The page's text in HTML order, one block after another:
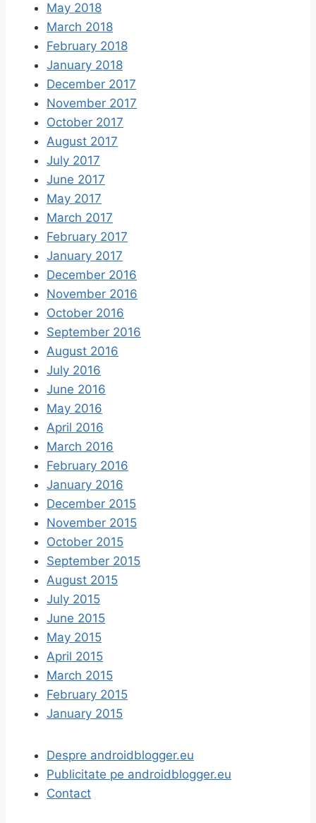
May 2018
March 2018
February 2018
January 2018
December 2017
November 2017
October 2017
August 2017
July 2017
June 2017
May 2017
March 2017
February 2017
January 2017
December 2016
November 2016
October 2016
September 2016
August 2016
July 2016
June 2016
May 2016
April 2016
March 2016
February 2016
January 2016
December 2015
November 2015
October 2015
September 2015
August 2015
July 2015
June 2015
May 2015
April 2015
March 2015
February 2015
January 2015
Despre androidblogger.eu
Publicitate pe androidblogger.eu
Contact